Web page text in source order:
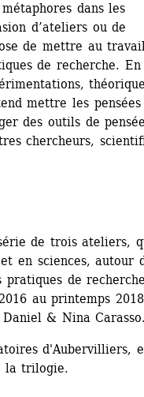
dans les
d’ateliers ou de
de mettre au
de recherche. En
mettre les pensées
des outils de
chercheurs,
de trois ateliers,
en sciences, autour
pratiques de
au printemps
& Nina
d'Aubervilliers,
la trilogie.